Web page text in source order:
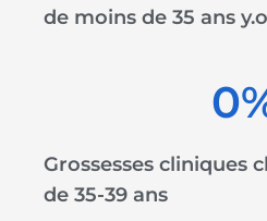
de moins de 35 ans
Grossesses cliniques
de 35-39 ans
0